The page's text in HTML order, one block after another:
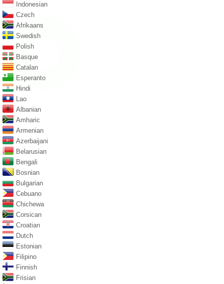
Indonesian
Czech
Afrikaans
Swedish
Polish
Basque
Catalan
Esperanto
Hindi
Lao
Albanian
Amharic
Armenian
Azerbaijani
Belarusian
Bengali
Bosnian
Bulgarian
Cebuano
Chichewa
Corsican
Croatian
Dutch
Estonian
Filipino
Finnish
Frisian